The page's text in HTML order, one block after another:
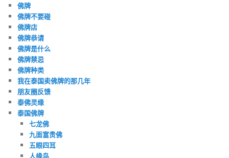
佛牌
佛牌不要碰
佛牌店
佛牌恭请
佛牌是什么
佛牌禁忌
佛牌种类
我在泰国卖佛牌的那几年
朋友圈反馈
泰佛灵缘
泰国佛牌
七龙佛
九面富贵佛
五眼四耳
人缘鸟